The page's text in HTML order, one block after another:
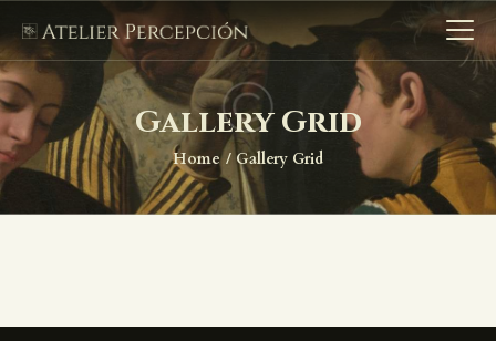
Gallery Grid
Home Gallery Grid
HOME
NOSOTROS